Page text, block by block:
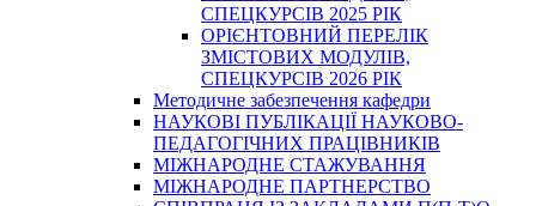
СПЕЦКУРСІВ 2025 РІК
ОРІЄНТОВНИЙ ПЕРЕЛІК
ЗМІСТОВИХ МОДУЛІВ,
СПЕЦКУРСІВ 2026 РІК
Методичне забезпечення кафедри
НАУКОВІ ПУБЛІКАЦІЇ НАУКОВО-
ПЕДАГОГІЧНИХ ПРАЦІВНИКІВ
МІЖНАРОДНЕ СТАЖУВАННЯ
МІЖНАРОДНЕ ПАРТНЕРСТВО